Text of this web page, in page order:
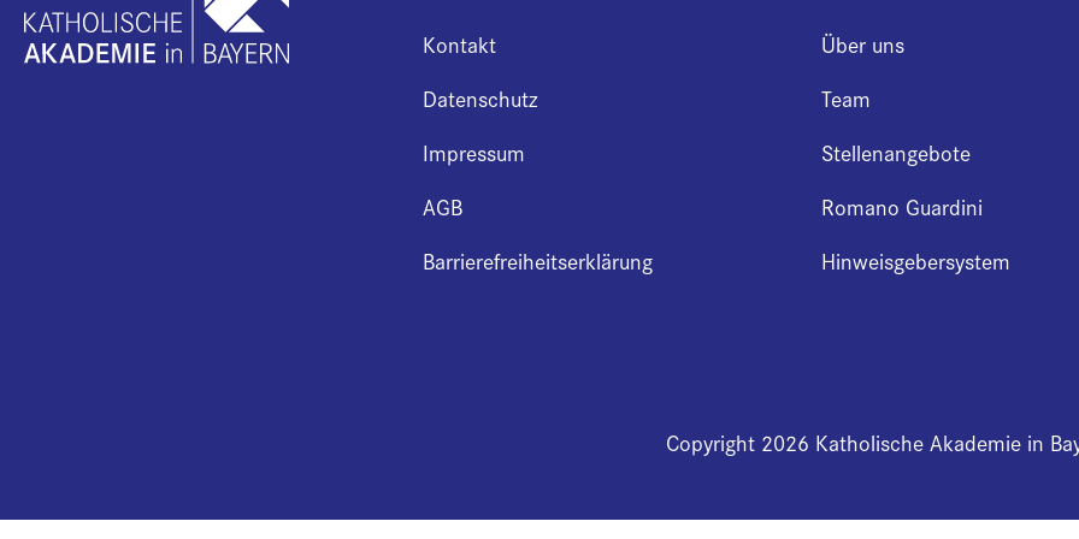
Kontakt
Datenschutz
Impressum
AGB
Barrierefreiheitserklärung
Über uns
Team
Stellenangebote
Romano Guardini
Hinweisgebersystem
Copyright 2026 Katholische Akademie in